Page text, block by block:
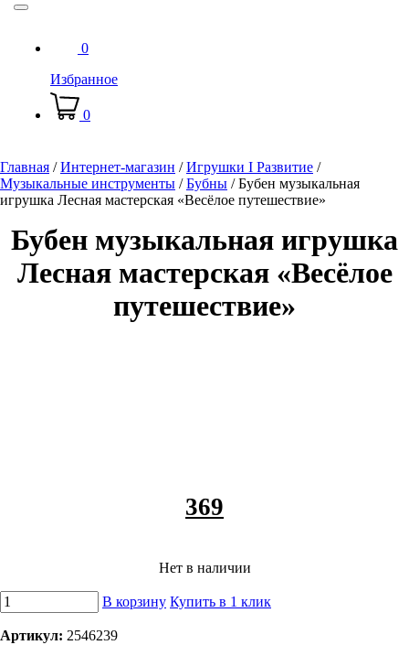
0
Избранное
0
Главная /Интернет-магазин /Игрушки I Развитие /
Музыкальные инструменты /Бубны /Бубен музыкальная
игрушка Лесная мастерская «Весёлое путешествие»
Бубен музыкальная игрушка
Лесная мастерская «Весёлое
путешествие»
369
Нет в наличии
В корзину Купить в 1 клик
Артикул: 2546239